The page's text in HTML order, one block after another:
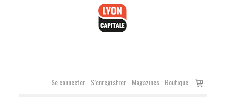
Se connecter S’enregistrer Magazines Boutique
Voir